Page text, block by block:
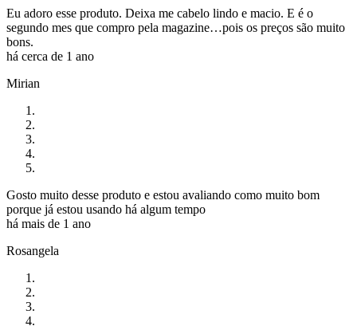
Eu adoro esse produto. Deixa me cabelo lindo e macio. E é o
segundo mes que compro pela magazine…pois os preços são muito
bons.
há cerca de 1 ano
Mirian
Gosto muito desse produto e estou avaliando como muito bom
porque já estou usando há algum tempo
há mais de 1 ano
Rosangela